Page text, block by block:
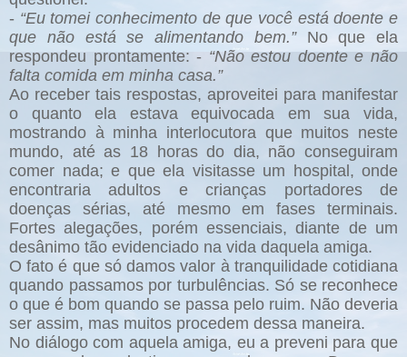
- “Eu tomei conhecimento de que você está doente e
que não está se alimentando bem.”No que ela
respondeu prontamente: - “Não estou doente e não
falta comida em minha casa.”
Ao receber tais respostas, aproveitei para manifestar
o quanto ela estava equivocada em sua vida,
mostrando à minha interlocutora que muitos neste
mundo, até as 18 horas do dia, não conseguiram
comer nada; e que ela visitasse um hospital, onde
encontraria adultos e crianças portadores de
doenças sérias, até mesmo em fases terminais.
Fortes alegações, porém essenciais, diante de um
desânimo tão evidenciado na vida daquela amiga.
O fato é que só damos valor à tranquilidade cotidiana
quando passamos por turbulências. Só se reconhece
o que é bom quando se passa pelo ruim. Não deveria
ser assim, mas muitos procedem dessa maneira.
No diálogo com aquela amiga, eu a preveni para que